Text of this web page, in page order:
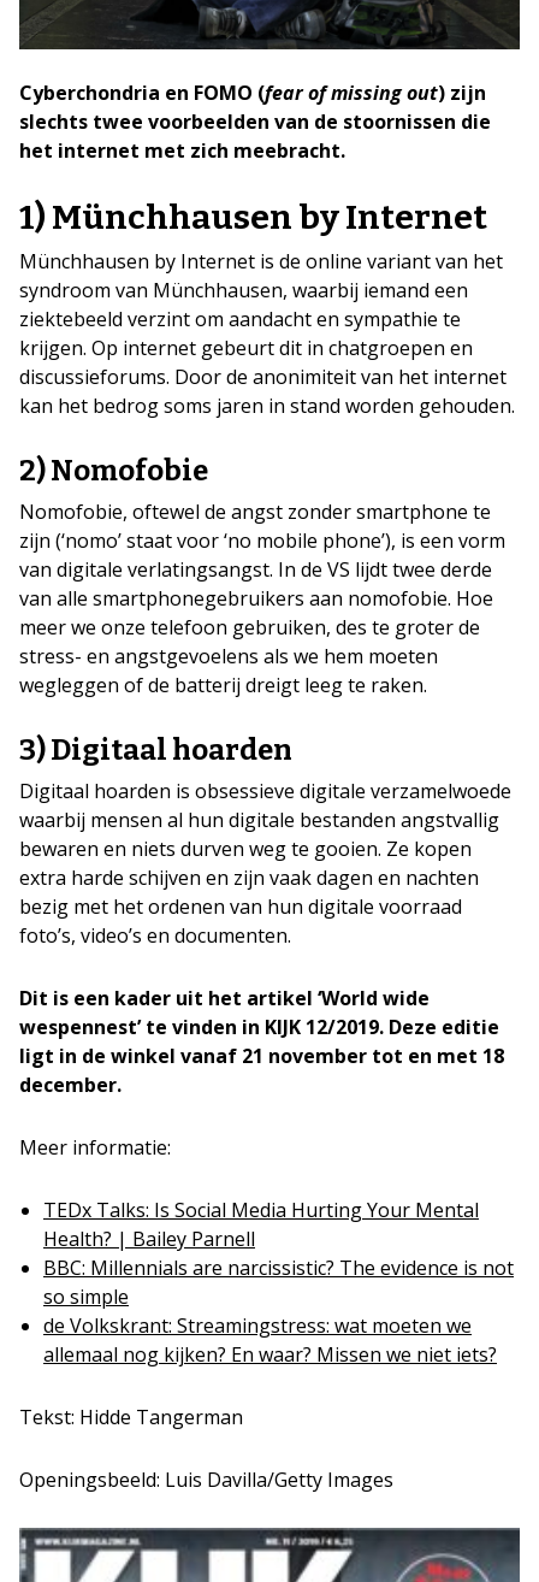
Cyberchondria en FOMO (fear of missing out) zijn
slechts twee voorbeelden van de stoornissen die
het internet met zich meebracht.
1) Münchhausen by Internet
Münchhausen by Internet is de online variant van het
syndroom van Münchhausen, waarbij iemand een
ziektebeeld verzint om aandacht en sympathie te
krijgen. Op internet gebeurt dit in chatgroepen en
discussieforums. Door de anonimiteit van het internet
kan het bedrog soms jaren in stand worden gehouden.
2) Nomofobie
Nomofobie, oftewel de angst zonder smartphone te
zijn (‘nomo’ staat voor ‘no mobile phone’), is een vorm
van digitale verlatingsangst. In de VS lijdt twee derde
van alle smartphonegebruikers aan nomofobie. Hoe
meer we onze telefoon gebruiken, des te groter de
stress- en angstgevoelens als we hem moeten
wegleggen of de batterij dreigt leeg te raken.
3) Digitaal hoarden
Digitaal hoarden is obsessieve digitale verzamelwoede
waarbij mensen al hun digitale bestanden angstvallig
bewaren en niets durven weg te gooien. Ze kopen
extra harde schijven en zijn vaak dagen en nachten
bezig met het ordenen van hun digitale voorraad
foto’s, video’s en documenten.
Dit is een kader uit het artikel ‘World wide
wespennest’ te vinden in KIJK 12/2019. Deze editie
ligt in de winkel vanaf 21 november tot en met 18
december.
Meer informatie:
TEDx Talks: Is Social Media Hurting Your Mental
Health? | Bailey Parnell
BBC: Millennials are narcissistic? The evidence is not
so simple
de Volkskrant: Streamingstress: wat moeten we
allemaal nog kijken? En waar? Missen we niet iets?
Tekst: Hidde Tangerman
Openingsbeeld: Luis Davilla/Getty Images